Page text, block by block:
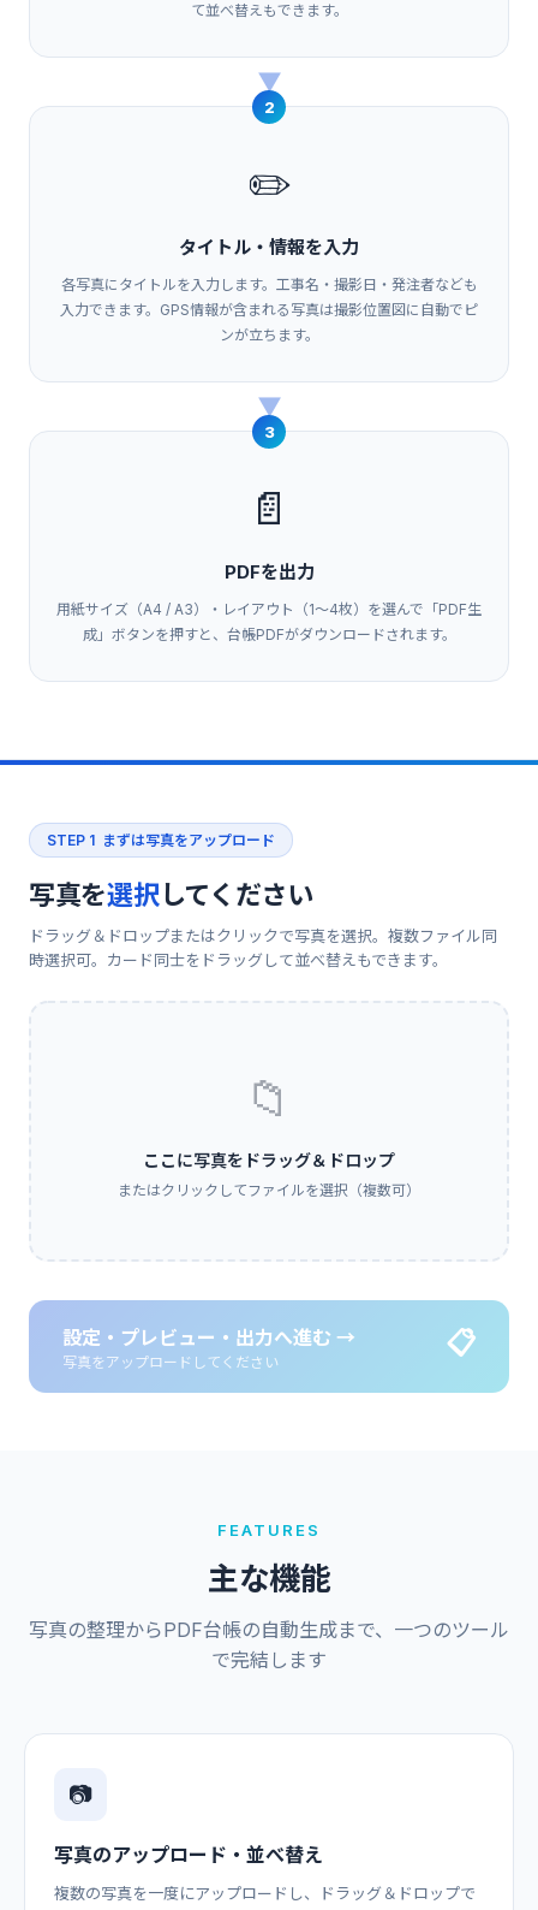
て並べ替えもできます。
▶
2
✏️
タイトル・情報を入力
各写真にタイトルを入力します。工事名・撮影日・発注者なども
入力できます。GPS情報が含まれる写真は撮影位置図に自動でピ
ンが立ちます。
▶
3
📄
PDFを出力
用紙サイズ（A4 / A3）・レイアウト（1〜4枚）を選んで「PDF生
成」ボタンを押すと、台帳PDFがダウンロードされます。
STEP 1 まずは写真をアップロード
写真を選択 してください
ドラッグ＆ドロップまたはクリックで写真を選択。複数ファイル同
時選択可。カード同士をドラッグして並べ替えもできます。
📁
ここに写真をドラッグ＆ドロップ
またはクリックしてファイルを選択（複数可）
設定・プレビュー・出力へ進む →
写真をアップロードしてください
📋
FEATURES
主な機能
写真の整理からPDF台帳の自動生成まで、一つのツール
で完結します
📷
写真のアップロード・並べ替え
複数の写真を一度にアップロードし、ドラッグ＆ドロップで